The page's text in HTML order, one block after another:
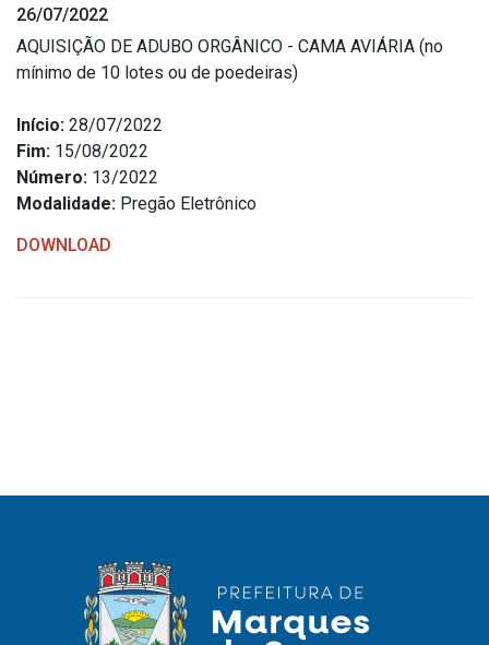
Estrutura Organizacional
Secretarias
Administração
Agricultura e Meio Ambiente
Assistência Social
Ouvidoria
Portal do Cidadão
26/07/2022
AQUISIÇÃO DE ADUBO ORGÂNICO - CAMA AVIÁRIA (no
mínimo de 10 lotes ou de poedeiras)
Início: 28/07/2022
Fim: 15/08/2022
Número: 13/2022
Modalidade: Pregão Eletrônico
DOWNLOAD